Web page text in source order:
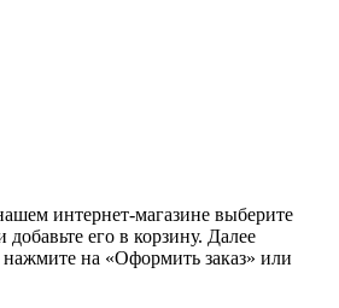
интернет-магазине выберите
его в корзину. Далее
на «Оформить заказ» или